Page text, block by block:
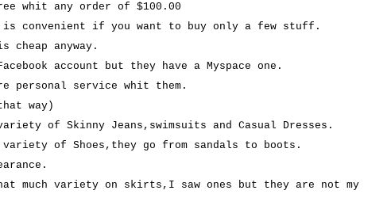
whit any order of $100.00
convenient if you want to buy only a few stuff.
anyway.
account but they have a Myspace one.
personal service whit them.
way)
of Skinny Jeans,swimsuits and Casual Dresses.
of Shoes,they go from sandals to boots.
much variety on skirts,I saw ones but they are not my